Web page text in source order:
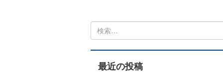
検
索:
最近の投稿